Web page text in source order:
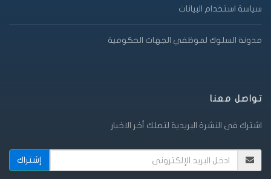
سياسة استخدام البيانات
مدونة السلوك لموظفي الجهات الحكومية
تواصل معنا
اشترك فى النشرة البريدية لتصلك أخر الاخبار